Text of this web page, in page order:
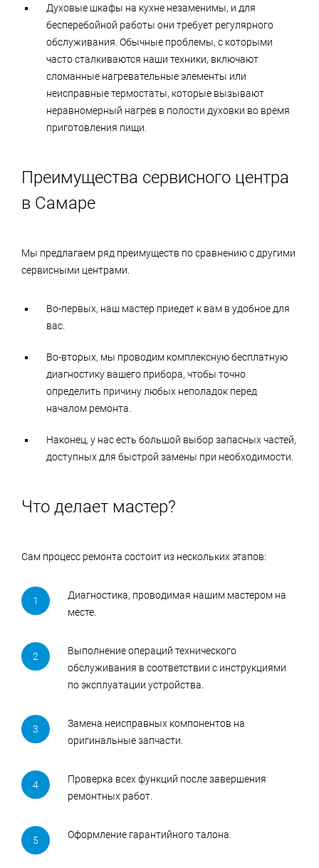
Духовые шкафы на кухне незаменимы, и для
бесперебойной работы они требует регулярного
обслуживания. Обычные проблемы, с которыми
часто сталкиваются наши техники, включают
сломанные нагревательные элементы или
неисправные термостаты, которые вызывают
неравномерный нагрев в полости духовки во время
приготовления пищи.
Преимущества сервисного центра
в Самаре
Мы предлагаем ряд преимуществ по сравнению с другими
сервисными центрами.
Во-первых, наш мастер приедет к вам в удобное для
вас.
Во-вторых, мы проводим комплексную бесплатную
диагностику вашего прибора, чтобы точно
определить причину любых неполадок перед
началом ремонта.
Наконец, у нас есть большой выбор запасных частей,
доступных для быстрой замены при необходимости.
Что делает мастер?
Сам процесс ремонта состоит из нескольких этапов:
Диагностика, проводимая нашим мастером на
месте.
Выполнение операций технического
обслуживания в соответствии с инструкциями
по эксплуатации устройства.
Замена неисправных компонентов на
оригинальные запчасти.
Проверка всех функций после завершения
ремонтных работ.
Оформление гарантийного талона.